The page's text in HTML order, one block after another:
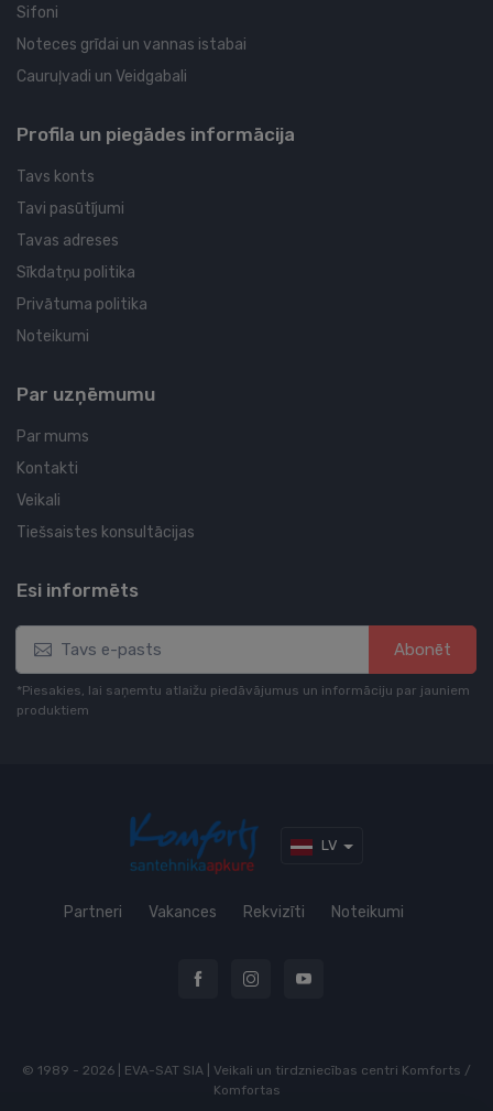
Sifoni
Noteces grīdai un vannas istabai
Cauruļvadi un Veidgabali
Profila un piegādes informācija
Tavs konts
Tavi pasūtījumi
Tavas adreses
Sīkdatņu politika
Privātuma politika
Noteikumi
Par uzņēmumu
Par mums
Kontakti
Veikali
Tiešsaistes konsultācijas
Esi informēts
Abonēt
*Piesakies, lai saņemtu atlaižu piedāvājumus un informāciju par jauniem
produktiem
LV
Partneri Vakances Rekvizīti Noteikumi
© 1989 - 2026 | EVA-SAT SIA | Veikali un tirdzniecības centri Komforts /
Komfortas